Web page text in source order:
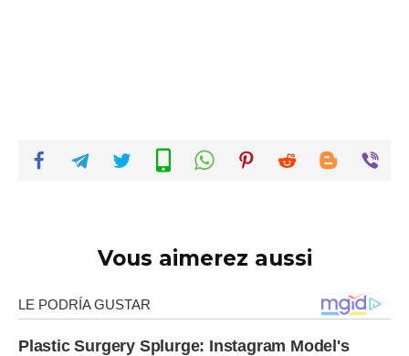
Vous aimerez aussi